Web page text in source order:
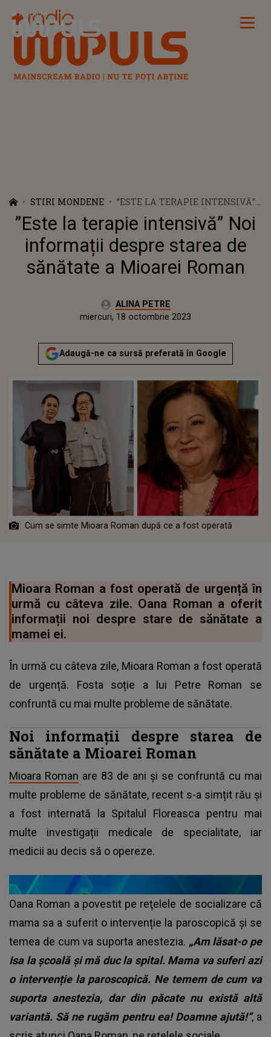
Radio Impuls
STIRI MONDENE
”ESTE LA TERAPIE INTENSIVĂ”
NOI INFORMAȚII DESPRE
STAREA DE SĂNĂTATE A
MIOAREI ROMAN
”Este la terapie intensivă” Noi
informații despre starea de
sănătate a Mioarei Roman
Autor:ALINA PETRE
Publicat:
miercuri, 18 octombrie 2023
Adaugă-ne ca sursă preferată în Google
Cum se simte Mioara Roman după ce a fost operată
Mioara Roman a fost operată de urgență în
urmă cu câteva zile. Oana Roman a oferit
informații noi despre stare de sănătate a
mamei ei.
În urmă cu câteva zile, Mioara Roman a fost operată
de urgență. Fosta soție a lui Petre Roman se
confruntă cu mai multe probleme de sănătate.
Noi informații despre starea de
sănătate a Mioarei Roman
Mioara Roman are 83 de ani și se confruntă cu mai
multe probleme de sănătate, recent s-a simțit rău și
a fost internată la Spitalul Floreasca pentru mai
multe investigații medicale de specialitate, iar
medicii au decis să o opereze.
Oana Roman a povestit pe reţelele de socializare că
mama sa a suferit o intervenție la paroscopică și se
temea de cum va suporta anestezia. „Am lăsat-o pe
Isa la școală și mă duc la spital. Mama va suferi azi
o intervenție la paroscopică. Ne temem de cum va
suporta anestezia, dar din păcate nu există altă
variantă. Să ne rugăm pentru ea! Doamne ajută!”, a